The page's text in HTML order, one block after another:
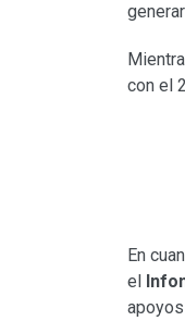
con el
En
el